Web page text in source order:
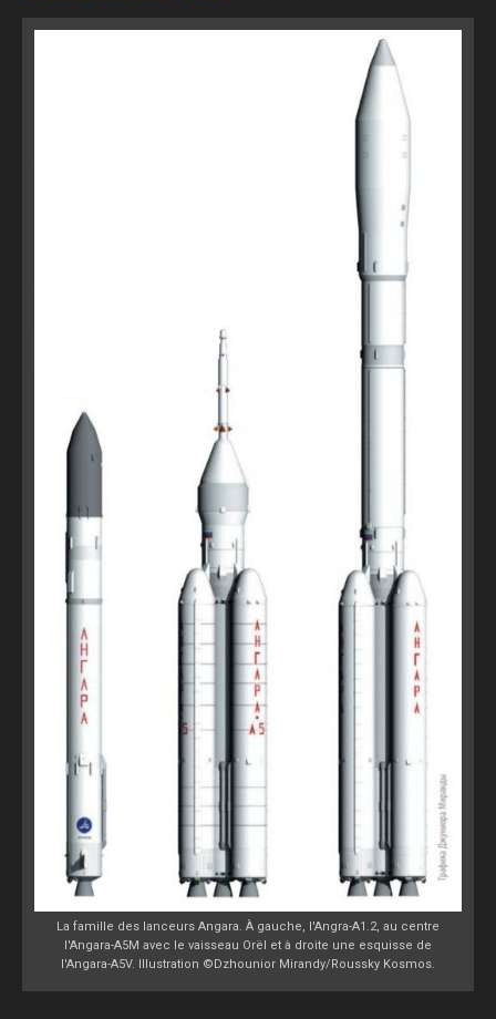
La famille des lanceurs Angara. À gauche, l'Angra-A1.2, au centre
l'Angara-A5M avec le vaisseau Orël et à droite une esquisse de
l'Angara-A5V. Illustration ©Dzhounior Mirandy/Roussky Kosmos.